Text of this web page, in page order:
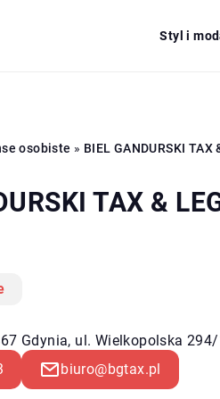
Styl i
osobiste » BIEL GANDURSKI TAX
TAX &
Gdynia, ul. Wielkopolska 294/
biuro@bgtax.pl